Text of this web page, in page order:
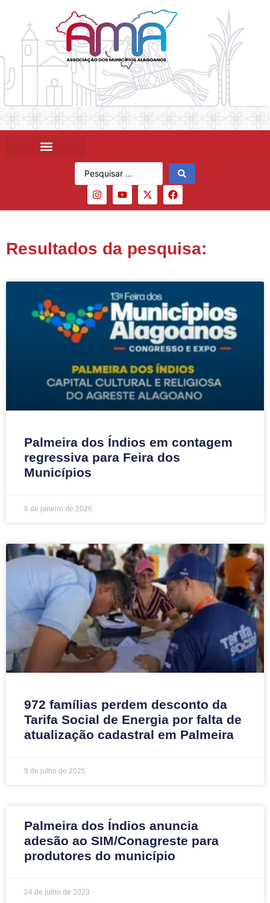
Resultados da pesquisa:
Palmeira dos Índios em contagem
regressiva para Feira dos
Municípios
8 de janeiro de 2026
972 famílias perdem desconto da
Tarifa Social de Energia por falta de
atualização cadastral em Palmeira
9 de julho de 2025
Palmeira dos Índios anuncia
adesão ao SIM/Conagreste para
produtores do município
24 de julho de 2023